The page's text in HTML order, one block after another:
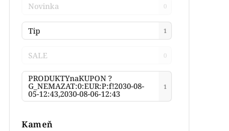
Novinka 0
Tip 1
SALE 0
PRODUKTYnaKUPON ?
G_NEMAZAT:0:EUR:P:f!2030-08-
05-12:43,2030-08-06-12:43
1
Kameň